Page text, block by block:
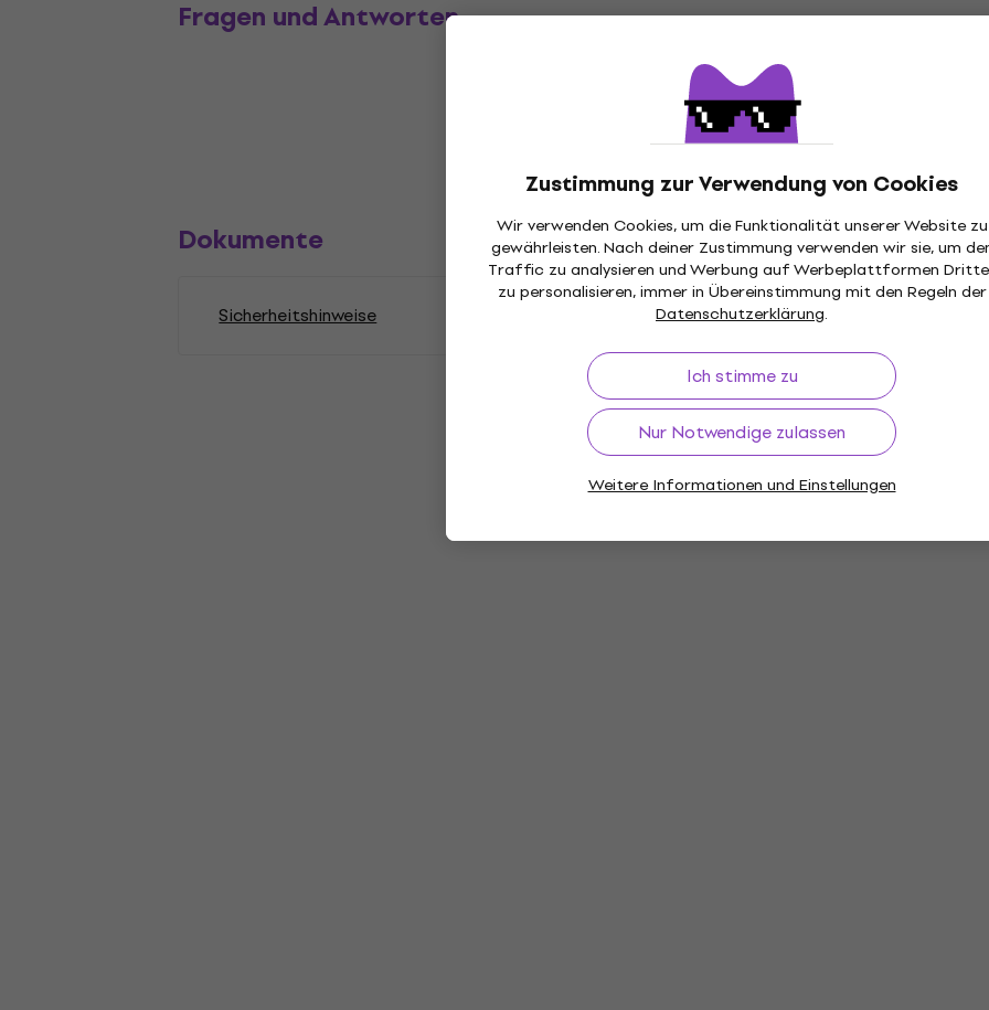
Zustimmung zur Verwendung von Cookies
Wir verwenden Cookies, um die Funktionalität unserer Website zu
gewährleisten. Nach deiner Zustimmung verwenden wir sie, um
Traffic zu analysieren und Werbung auf Werbeplattformen
zu personalisieren, immer in Übereinstimmung mit den Regeln der
Datenschutzerklärung.
Ich stimme zu
Nur Notwendige zulassen
Weitere Informationen und Einstellungen
Fragen und Antworten
Dokumente
Sicherheitshinweise